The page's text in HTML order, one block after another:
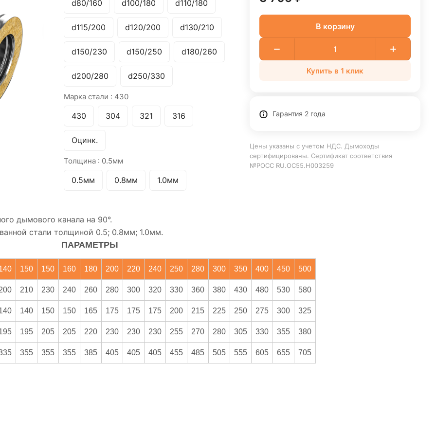
d80/160 d100/180 d110/180
d115/200 d120/200 d130/210
d150/230 d150/250 d180/260
d200/280 d250/330
Марка стали : 430
430 304 321 316
Оцинк.
Толщина : 0.5мм
0.5мм 0.8мм 1.0мм
В корзину
Купить в 1 клик
Гарантия 2 года
Цены указаны с учетом НДС. Дымоходы
сертифицированы. Сертификат соответствия
№РОСС RU.ОС55.Н003259
дымового канала на 90°.
стали толщиной 0.5; 0.8мм; 1.0мм.
ПАРАМЕТРЫ
150 150 160 180 200 220 240 250 280 300 350 400 450 500
210 230 240 260 280 300 320 330 360 380 430 480 530 580
140 150 150 165 175 175 175 200 215 225 250 275 300 325
195 205 205 220 230 230 230 255 270 280 305 330 355 380
355 355 355 385 405 405 405 455 485 505 555 605 655 705